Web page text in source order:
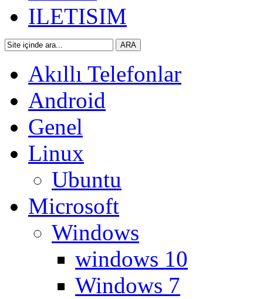
ILETISIM
Akıllı Telefonlar
Android
Genel
Linux
Ubuntu
Microsoft
Windows
windows 10
Windows 7